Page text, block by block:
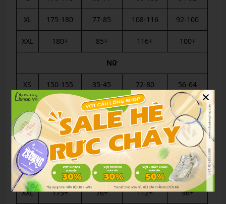
XL 175-180 77-85 108-116 92-100
XXL 180+ 85+ 116+ 100+
Nữ
XS 150-155 35-45 72-80 56-64
155-160 45-52 80-88 64-72
M 160-165 52-60 88-96 72-80
L 165-170 60-68 96-104 80-88
XL 170-175 68-76 104-112 88-96
XXL 175+ 76+ 112+ 96+
×